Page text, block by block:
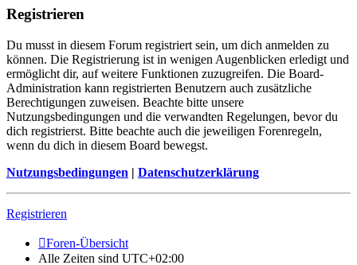
Registrieren
Du musst in diesem Forum registriert sein, um dich anmelden zu
können. Die Registrierung ist in wenigen Augenblicken erledigt und
ermöglicht dir, auf weitere Funktionen zuzugreifen. Die Board-
Administration kann registrierten Benutzern auch zusätzliche
Berechtigungen zuweisen. Beachte bitte unsere
Nutzungsbedingungen und die verwandten Regelungen, bevor du
dich registrierst. Bitte beachte auch die jeweiligen Forenregeln,
wenn du dich in diesem Board bewegst.
Nutzungsbedingungen | Datenschutzerklärung
Registrieren
Foren-Übersicht
Alle Zeiten sind UTC+02:00